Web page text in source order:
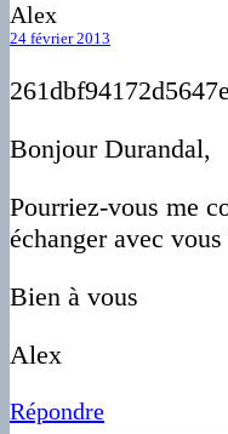
Alex
24 février 2013
Bonjour Durandal,
Pourriez-vous me
échanger avec vous
Bien à vous
Alex
Répondre